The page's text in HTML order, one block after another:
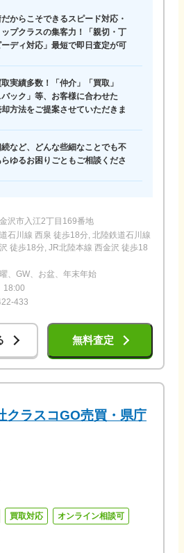
からこそできるスピード対応・
プクラスの集客力！「親切・丁
ディ対応」最短で即日査定が可
実績多数！「仲介」「買取」
バック」等、お客様に合わせた
方法をご提案させていただきま
など、どんな些細なことでも不
ゆるお困りごともご相談くださ
沢市入江2丁目169番地
石川線 西泉 徒歩18分, 北陸鉄道石川線
徒歩18分, JR北陸本線 西金沢 徒歩18
、GW、お盆、年末年始
18:00
433
無料査定
クラスコGO売買・県庁
買取対応 オンライン相談可